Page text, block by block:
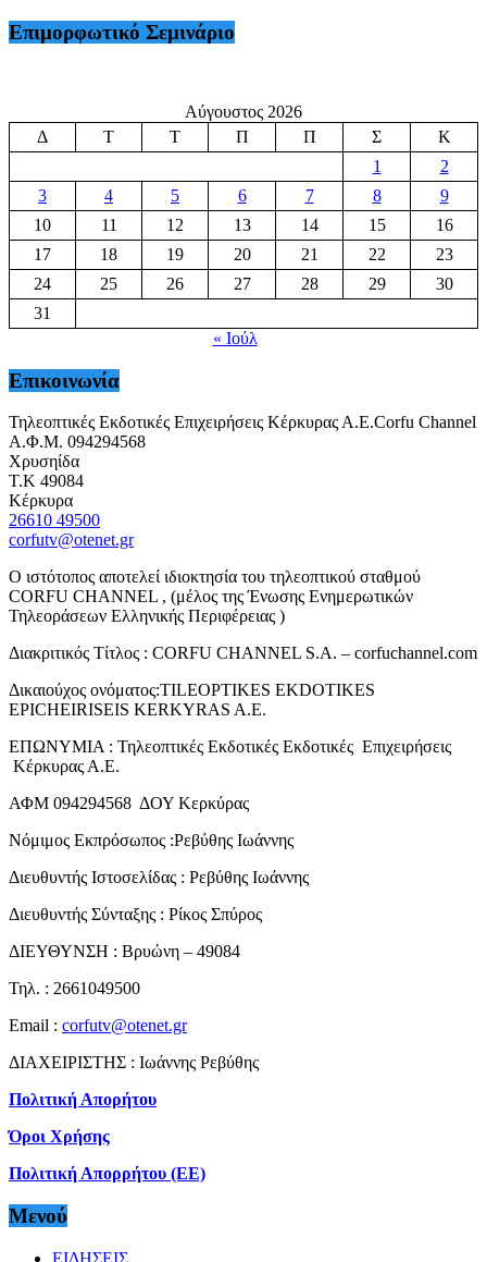
Επιμορφωτικό Σεμινάριο
Αύγουστος 2026
Δ
Τ Τ Π Π Σ
Κ
1
2
3
4 5 6 7 8
9
10
11 12 13 14 15
16
17
18 19 20 21 22
23
24
25 26 27 28 29
30
31
« Ιούλ
Επικοινωνία
Τηλεοπτικές Εκδοτικές Επιχειρήσεις Κέρκυρας Α.Ε.Corfu Channel
Α.Φ.Μ. 094294568
Χρυσηίδα
Τ.Κ 49084
Κέρκυρα
26610 49500
corfutv@otenet.gr
Ο ιστότοπος αποτελεί ιδιοκτησία του τηλεοπτικού σταθμού
CORFU CHANNEL , (μέλος της Ένωσης Ενημερωτικών
Τηλεοράσεων Ελληνικής Περιφέρειας )
Διακριτικός Τίτλος : CORFU CHANNEL S.A. – corfuchannel.com
Δικαιούχος ονόματος:TILEOPTIKES EKDOTIKES
EPICHEIRISEIS KERKYRAS A.E.
ΕΠΩΝΥΜΙΑ : Τηλεοπτικές Εκδοτικές Εκδοτικές Επιχειρήσεις
Κέρκυρας Α.Ε.
ΑΦΜ 094294568 ΔΟΥ Κερκύρας
Νόμιμος Εκπρόσωπος :Ρεβύθης Ιωάννης
Διευθυντής Ιστοσελίδας : Ρεβύθης Ιωάννης
Διευθυντής Σύνταξης : Ρίκος Σπύρος
ΔΙΕΥΘΥΝΣΗ : Βρυώνη – 49084
Τηλ. : 2661049500
Email : corfutv@otenet.gr
ΔΙΑΧΕΙΡΙΣΤΗΣ : Ιωάννης Ρεβύθης
Πολιτική Απορήτου
Όροι Χρήσης
Πολιτική Απορρήτου (ΕΕ)
Μενού
ΕΙΔΗΣΕΙΣ